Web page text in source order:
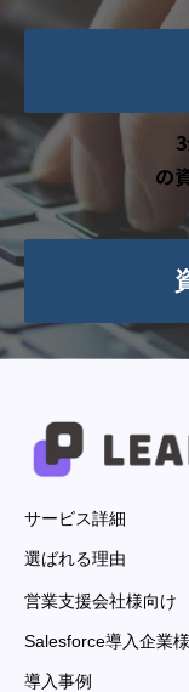
の
サービス詳細
選ばれる理由
営業支援会社様向け
Salesforce導入企業
導入事例